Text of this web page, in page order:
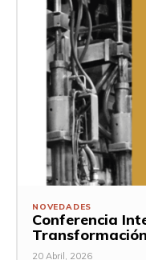
NOVEDADES
Conferencia
20 Abril, 2026